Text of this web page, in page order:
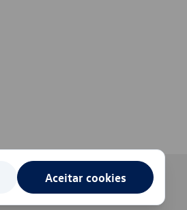
Aceitar cookies